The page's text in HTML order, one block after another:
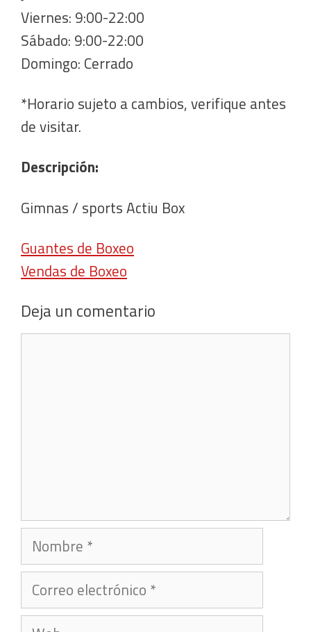
Viernes: 9:00-22:00
Sábado: 9:00-22:00
Domingo: Cerrado
*Horario sujeto a cambios, verifique antes
de visitar.
Descripción:
Gimnas / sports Actiu Box
Guantes de Boxeo
Vendas de Boxeo
Deja un comentario
Nombre
Correo
electrónico
Web